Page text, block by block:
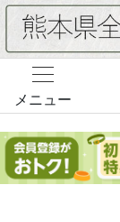
メニュー